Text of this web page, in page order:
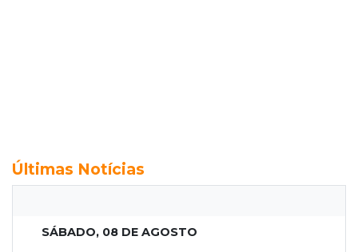
Últimas Notícias
SÁBADO, 08 DE AGOSTO